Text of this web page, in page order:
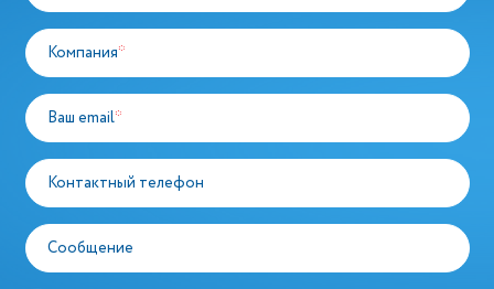
Компания*
Ваш email*
Контактный телефон
Сообщение